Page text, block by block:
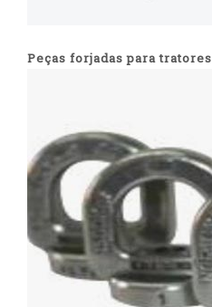
Peças forjadas para tratores